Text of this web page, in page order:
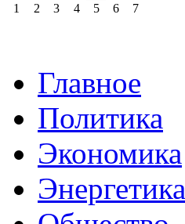
1
2 3 4 5 6 7
Главное
Политика
Экономика
Энергетика